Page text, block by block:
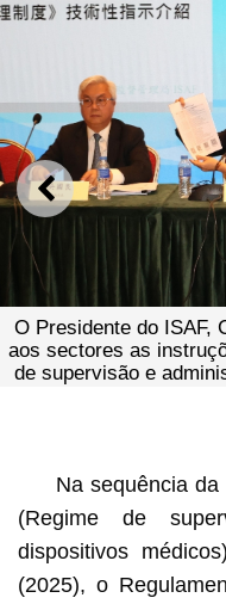
ANTERIOR
O Presidente do ISAF,
aos sectores as
de supervisão e
Na sequência
(Regime de
dispositivos
(2025), o